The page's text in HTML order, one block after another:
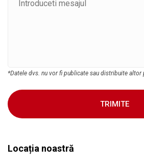
*Datele dvs. nu vor fi publicate sau distribuite altor
TRIMITE
Locația noastră